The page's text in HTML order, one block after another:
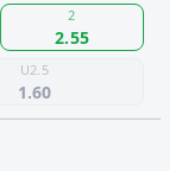
2
2.55
U2.5
1.60